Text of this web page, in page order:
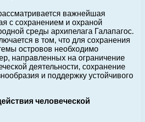
важнейшая
с сохранением и охраной
среды архипелага Галапагос.
в том, что для сохранения
островов необходимо
направленных на ограничение
деятельности, сохранение
и поддержку устойчивого
человеческой